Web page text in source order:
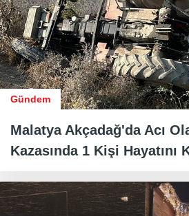
Gündem
Malatya Akçadağ'da Acı
Kazasında 1 Kişi Hayatını